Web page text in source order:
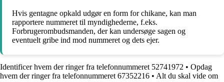
Hvis gentagne opkald udgør en form for chikane, kan man
rapportere nummeret til myndighederne, f.eks.
Forbrugerombudsmanden, der kan undersøge sagen og
eventuelt gribe ind mod nummeret og dets ejer.
Identificer hvem der ringer fra telefonnummeret 52741972 • Opdag
hvem der ringer fra telefonnummeret 67352216 • Alt du skal vide om